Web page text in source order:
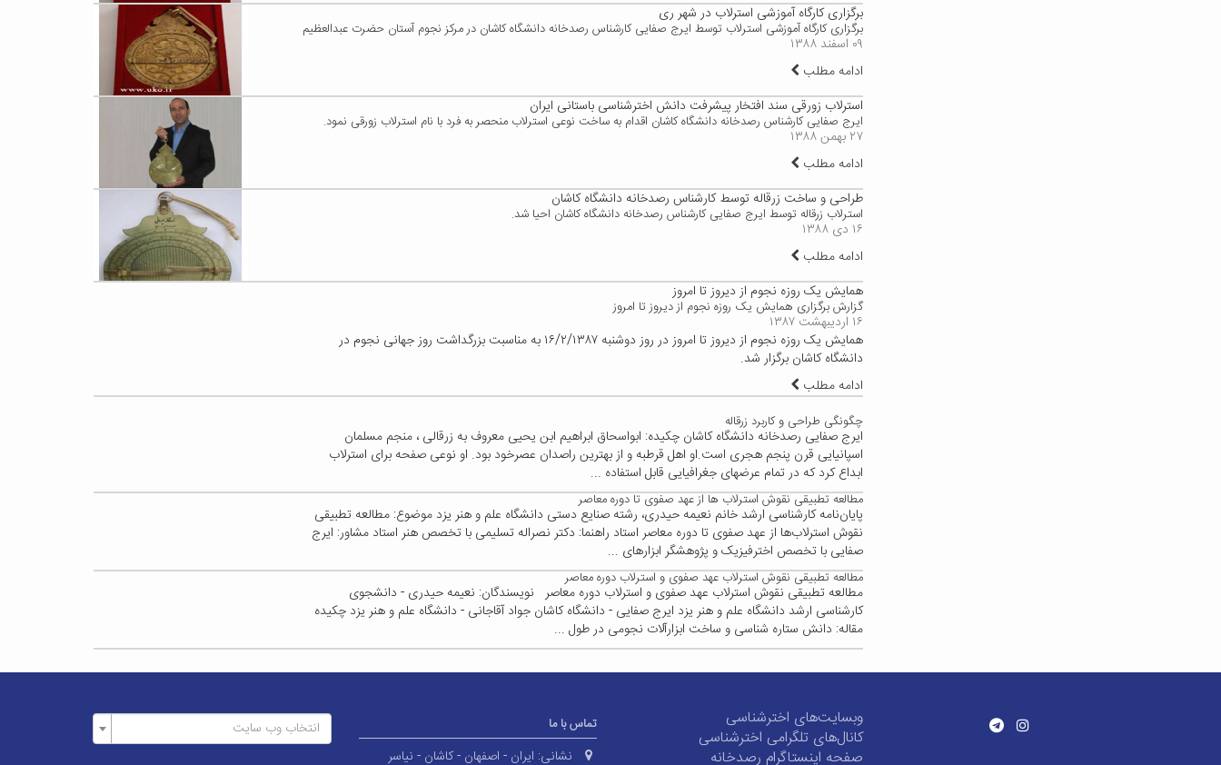
برگزاری کارگاه آموزشی استرلاب در شهر ری
برگزاری کارگاه آموزشی استرلاب توسط ایرج صفایی کارشناس رصدخانه دانشگاه کاشان در مرکز نجوم آستان حضرت عبدالعظیم
۰۹ اسفند ۱۳۸۸
ادامه مطلب
استرلاب زورقی سند افتخار پیشرفت دانش اخترشناسی باستانی ایران
ایرج صفایی کارشناس رصدخانه دانشگاه کاشان اقدام به ساخت نوعی استرلاب منحصر به فرد با نام استرلاب زورقی نمود.
۲۷ بهمن ۱۳۸۸
ادامه مطلب
طراحی و ساخت زرقاله توسط کارشناس رصدخانه دانشگاه کاشان
استرلاب زرقاله توسط ایرج صفایی کارشناس رصدخانه دانشگاه کاشان احیا شد.
۱۶ دی ۱۳۸۸
ادامه مطلب
همایش یک روزه نجوم از دیروز تا امروز
گزارش برگزاری همایش یک روزه نجوم از دیروز تا امروز
۱۶ اردیبهشت ۱۳۸۷
همایش یک روزه نجوم از دیروز تا امروز در روز دوشنبه ۱۶/۲/۱۳۸۷ به مناسبت بزرگداشت روز جهانی نجوم در
دانشگاه کاشان برگزار شد.
ادامه مطلب
چگونگی طراحی و کاربرد زرقاله
ایرج صفایی رصدخانه دانشگاه کاشان چکیده: ابواسحاق ابراهیم ابن یحیی معروف به زرقالی ، منجم مسلمان
اسپانیایی قرن پنجم هجری است.او اهل قرطبه و از بهترین راصدان عصرخود بود. او نوعی صفحه برای استرلاب
ابداع کرد که در تمام عرضهای جغرافیایی قابل استفاده ...
مطالعه تطبیقی نقوش استرلاب ها از عهد صفوی تا دوره معاصر
پایان‌نامه کارشناسی ارشد خانم نعیمه حیدری، رشته صنایع دستی دانشگاه علم و هنر یزد موضوع: مطالعه تطبیقی
نقوش استرلاب‌ها از عهد صفوی تا دوره معاصر استاد راهنما: دکتر نصراله تسلیمی با تخصص هنر استاد مشاور: ایرج
صفایی با تخصص اخترفیزیک و پژوهشگر ابزارهای ...
مطالعه تطبیقی نقوش استرلاب عهد صفوی و استرلاب دوره معاصر
مطالعه تطبیقی نقوش استرلاب عهد صفوی و استرلاب دوره معاصر نویسندگان: نعیمه حیدری - دانشجوی
کارشناسی ارشد دانشگاه علم و هنر یزد ایرج صفایی - دانشگاه کاشان جواد آقاجانی - دانشگاه علم و هنر یزد چکیده
مقاله: دانش ستاره شناسی و ساخت ابزارآلات نجومی در طول ...
وبسایت‌های اخترشناسی
کانال‌های تلگرامی اخترشناسی
صفحه اینستاگرام رصدخانه
تماس با ما
نشانی: ایران - اصفهان - کاشان - نیاسر
انتخاب وب سایت